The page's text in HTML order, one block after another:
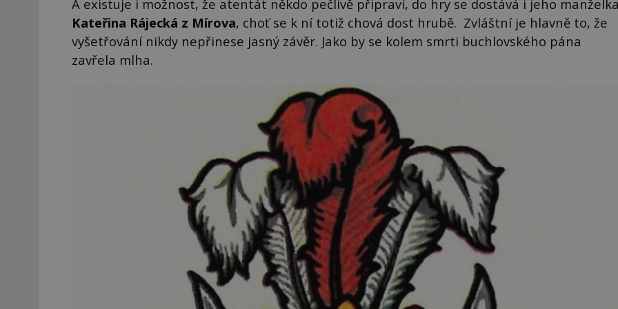
A existuje i možnost, že atentát někdo pečlivě připraví, do hry se dostává i jeho
Kateřina Rájecká z Mírova, choť se k ní totiž chová dost hrubě. Zvláštní je hlavně to, že
vyšetřování nikdy nepřinese jasný závěr. Jako by se kolem smrti buchlovského pána
zavřela mlha.